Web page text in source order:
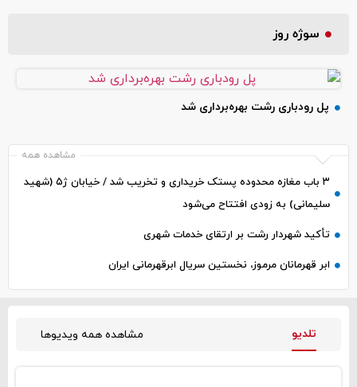
سوژه روز
پل رودباری رشت بهره‌برداری شد
مشاهده همه
۳ باب مغازه محدوده پستک خریداری و تخریب شد / خیابان ژ۵ (شهید
سلیمانی) به زودی افتتاح می‌شود
تأکید شهردار رشت بر ارتقای خدمات شهری
ابر قهرمانان مرموز، نخستین سریال ابرقهرمانی ایران
تلدیو مشاهده همه ویدیوها